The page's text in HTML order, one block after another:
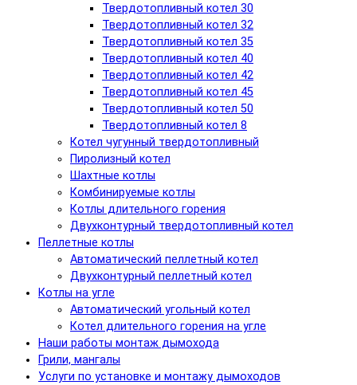
Твердотопливный котел 30
Твердотопливный котел 32
Твердотопливный котел 35
Твердотопливный котел 40
Твердотопливный котел 42
Твердотопливный котел 45
Твердотопливный котел 50
Твердотопливный котел 8
Котел чугунный твердотопливный
Пиролизный котел
Шахтные котлы
Комбинируемые котлы
Котлы длительного горения
Двухконтурный твердотопливный котел
Пеллетные котлы
Автоматический пеллетный котел
Двухконтурный пеллетный котел
Котлы на угле
Автоматический угольный котел
Котел длительного горения на угле
Наши работы монтаж дымохода
Грили, мангалы
Услуги по установке и монтажу дымоходов